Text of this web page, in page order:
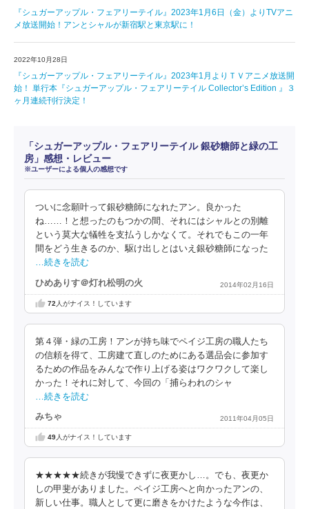
『シュガーアップル・フェアリーテイル』2023年1月6日（金）よりTVアニ
メ放送開始！アンとシャルが新宿駅と東京駅に！
2022年10月28日
『シュガーアップル・フェアリーテイル』2023年1月よりＴＶアニメ放送開
始！ 単行本『シュガーアップル・フェアリーテイル Collector’s Edition 』３
ヶ月連続刊行決定！
「シュガーアップル・フェアリーテイル 銀砂糖師と緑の工
房」感想・レビュー
※ユーザーによる個人の感想です
ついに念願叶って銀砂糖師になれたアン。良かった
ね……！と想ったのもつかの間、それにはシャルとの別離
という莫大な犠牲を支払うしかなくて。それでもこの一年
間をどう生きるのか、駆け出しとはいえ銀砂糖師になった
…続きを読む
ひめありす＠灯れ松明の火 2014年02月16日
72 人がナイス！しています
第４弾・緑の工房！アンが持ち味でペイジ工房の職人たち
の信頼を得て、工房建て直しのためにある選品会に参加す
るための作品をみんなで作り上げる姿はワクワクして楽し
かった！それに対して、今回の「捕らわれのシャ
…続きを読む
みちゃ 2011年04月05日
49人がナイス！しています
★★★★★続きが我慢できずに夜更かし…。でも、夜更か
しの甲斐がありました。ペイジ工房へと向かったアンの、
新しい仕事。職人として更に磨きをかけたような今作は、